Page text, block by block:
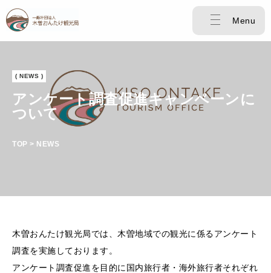
Menu
( NEWS )
アンケート調査促進キャンペーンに
ついて
TOP > NEWS
木曽おんたけ観光局では、木曽地域での観光に係るアンケート
調査を実施しております。
アンケート調査促進を目的に国内旅行者・海外旅行者それぞれ